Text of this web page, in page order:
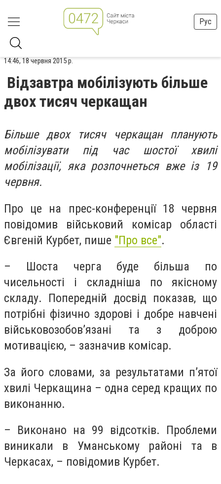
Рус
14:46, 18 червня 2015 р.
Відзавтра мобілізують більше
двох тисяч черкащан
Більше двох тисяч черкащан планують
мобілізувати під час шостої хвилі
мобілізації, яка розпочнеться вже із 19
червня.
Про це на прес-конференції 18 червня
повідомив військовий комісар області
Євгеній Курбет, пише "Про все".
– Шоста черга буде більша по
чисельності і складніша по якісному
складу. Попередній досвід показав, що
потрібні фізично здорові і добре навчені
військовозобов’язані та з доброю
мотивацією, – зазначив комісар.
За його словами, за результатами п’ятої
хвилі Черкащина – одна серед кращих по
виконанню.
– Виконано на 99 відсотків. Проблеми
виникали в Уманському районі та в
Черкасах, – повідомив Курбет.